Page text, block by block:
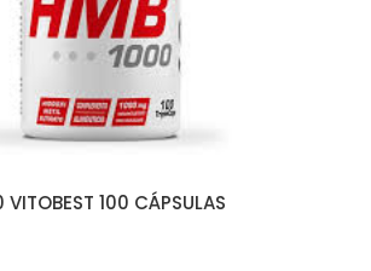
VITOBEST 100 CÁPSULAS